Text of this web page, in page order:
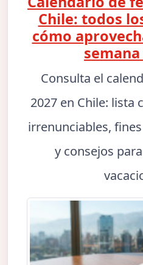
Chile: todos
cómo
Consulta el
2027 en Chile: lista
irrenunciables,
y consejos